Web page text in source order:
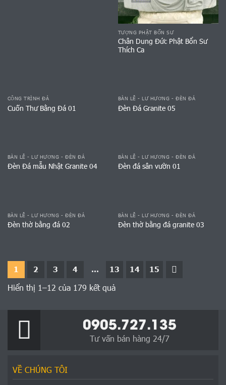
TƯỢNG PHẬT BỔN SƯ
Chân Dung Đức Phật Bổn Sư
Thích Ca
CÔNG TRÌNH ĐÁ
Cuốn Thư Bằng Đá 01
BÀN LỄ - LƯ HƯƠNG - ĐÈN ĐÁ
Đèn Đá Granite 05
BÀN LỄ - LƯ HƯƠNG - ĐÈN ĐÁ
Đèn Đá mẫu Nhật Granite 04
BÀN LỄ - LƯ HƯƠNG - ĐÈN ĐÁ
Đèn đá sân vườn 01
BÀN LỄ - LƯ HƯƠNG - ĐÈN ĐÁ
Đèn thờ bằng đá 02
BÀN LỄ - LƯ HƯƠNG - ĐÈN ĐÁ
Đèn thờ bằng đá granite 03
1 2 3 4 … 13 14 15
Hiển thị 1–12 của 179 kết quả
0905.727.135
Tư vấn bán hàng 24/7
VỀ CHÚNG TÔI